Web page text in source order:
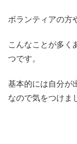
ボランティアの方
こんなことが多く
つです。
基本的には自分が
なので気をつけま